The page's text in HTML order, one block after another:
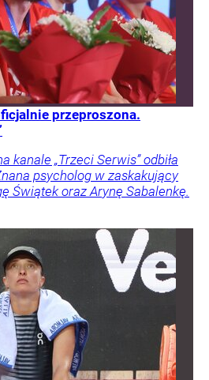
przeproszona.
kanale „Trzeci Serwis” odbiła
psycholog w zaskakujący
Świątek oraz Arynę Sabalenkę.